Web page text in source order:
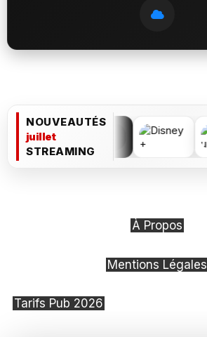
NOUVEAUTÉS
juillet
STREAMING
À Propos
Mentions Légales
Tarifs Pub 2026